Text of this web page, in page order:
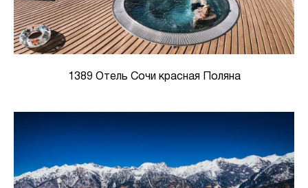
1389 Отель Сочи красная Поляна